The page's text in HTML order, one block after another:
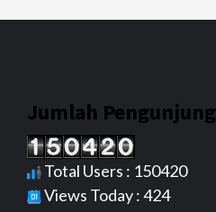
Jumlah Pengunjung
Total Users : 150420
Views Today : 424